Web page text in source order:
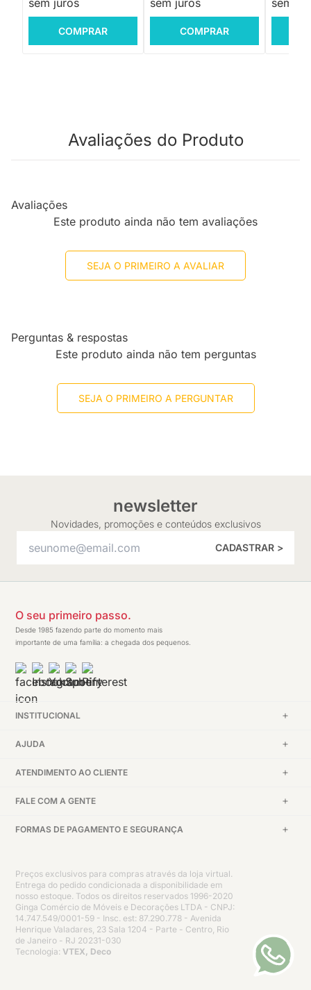
sem juros
COMPRAR
sem juros
COMPRAR
sem
Avaliações do Produto
Avaliações
Este produto ainda não tem avaliações
SEJA O PRIMEIRO A AVALIAR
Perguntas & respostas
Este produto ainda não tem perguntas
SEJA O PRIMEIRO A PERGUNTAR
newsletter
Novidades, promoções e conteúdos exclusivos
CADASTRAR >
O seu primeiro passo.
Desde 1985 fazendo parte do momento mais
importante de uma família: a chegada dos pequenos.
INSTITUCIONAL
AJUDA
ATENDIMENTO AO CLIENTE
FALE COM A GENTE
FORMAS DE PAGAMENTO E SEGURANÇA
Preços exclusivos para compras através da loja virtual.
Entrega do pedido condicionada a disponibilidade em
nosso estoque. Todos os direitos reservados 1996-2020
Ginga Comércio de Móveis e Decorações LTDA - CNPJ:
14.747.549/0001-59 - Insc. est: 87.290.778 - Avenida
Henrique Valadares, 23 Sala 1204 - Parte - Centro, Rio
de Janeiro - RJ 20231-030
Tecnologia: VTEX, Deco